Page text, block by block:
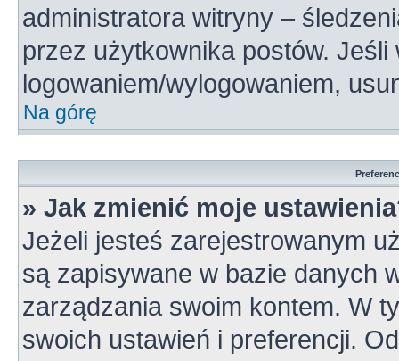
administratora witryny –
przez użytkownika postów.
logowaniem/wylogowaniem,
Na górę
» Jak zmienić moje
Jeżeli jesteś zarejestrowanym
są zapisywane w bazie danych
zarządzania swoim kontem. W
swoich ustawień i preferencji.